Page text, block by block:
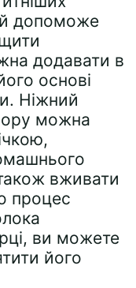
допоможе
додавати в
основі
Ніжний
можна
вживати
процес
ви можете
його